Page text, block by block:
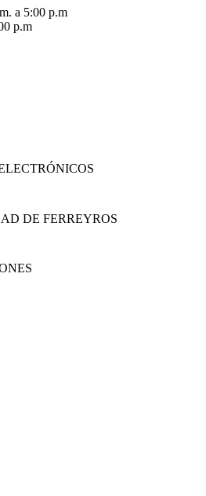
a 5:00 p.m
p.m
DE FERREYROS